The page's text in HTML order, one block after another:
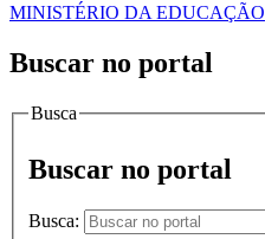
MINISTÉRIO DA EDUCAÇÃO
Buscar no portal
Busca
Buscar no portal
Busca: